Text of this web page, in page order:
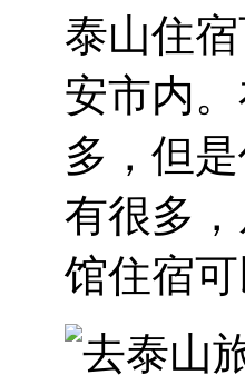
泰山住
安市内
多，但
有很多
馆住宿